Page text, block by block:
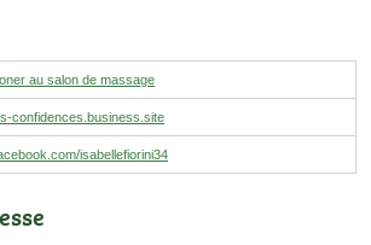
au salon de massage
confidences.business.site
isabellefiorini34